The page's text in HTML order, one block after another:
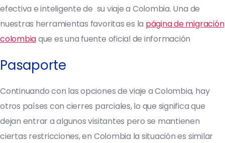
efectiva e inteligente de su viaje a Colombia. Una de
nuestras herramientas favoritas es la página de migración
colombiaque es una fuente oficial de información
Pasaporte
Continuando con las opciones de viaje a Colombia, hay
otros países con cierres parciales, lo que significa que
dejan entrar a algunos visitantes pero se mantienen
ciertas restricciones, en Colombia la situación es similar